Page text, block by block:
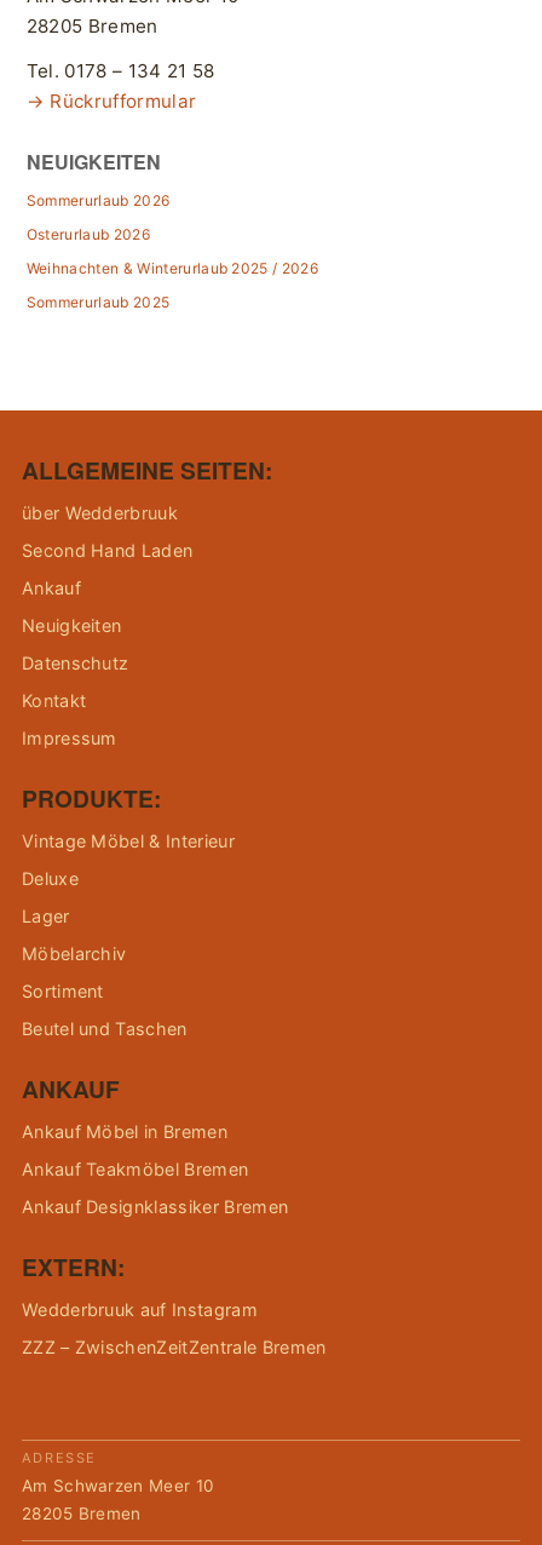
28205 Bremen
Tel. 0178 – 134 21 58
→ Rückrufformular
NEUIGKEITEN
Sommerurlaub 2026
Osterurlaub 2026
Weihnachten & Winterurlaub 2025 / 2026
Sommerurlaub 2025
ALLGEMEINE SEITEN:
über Wedderbruuk
Second Hand Laden
Ankauf
Neuigkeiten
Datenschutz
Kontakt
Impressum
PRODUKTE:
Vintage Möbel & Interieur
Deluxe
Lager
Möbelarchiv
Sortiment
Beutel und Taschen
ANKAUF
Ankauf Möbel in Bremen
Ankauf Teakmöbel Bremen
Ankauf Designklassiker Bremen
EXTERN:
Wedderbruuk auf Instagram
ZZZ – ZwischenZeitZentrale Bremen
ADRESSE
Am Schwarzen Meer 10
28205 Bremen